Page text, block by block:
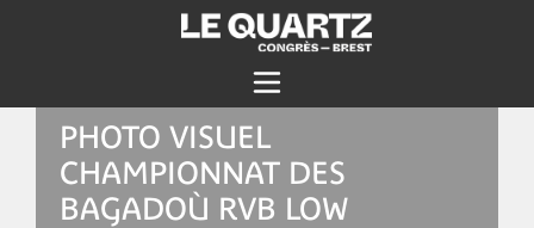
PHOTO VISUEL
CHAMPIONNAT DES
BAGADOÙ RVB LOW